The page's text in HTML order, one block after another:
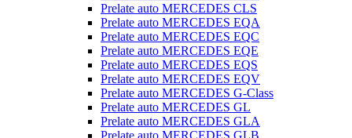
Prelate auto MERCEDES CLS
Prelate auto MERCEDES EQA
Prelate auto MERCEDES EQC
Prelate auto MERCEDES EQE
Prelate auto MERCEDES EQS
Prelate auto MERCEDES EQV
Prelate auto MERCEDES G-Class
Prelate auto MERCEDES GL
Prelate auto MERCEDES GLA
Prelate auto MERCEDES GLB